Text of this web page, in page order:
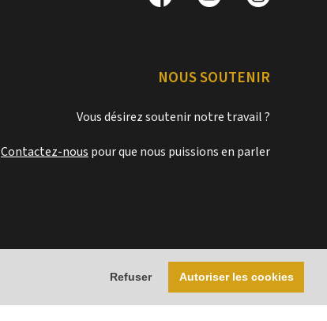
Refuser Autoriser les cookies
NOUS SOUTENIR
Vous désirez soutenir notre travail ?
Contactez-nous pour que nous puissions en parler